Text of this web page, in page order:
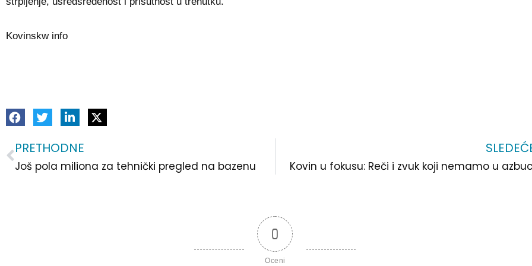
Kovinskw info
Prev
PRETHODNE
Još pola miliona za tehnički pregled na bazenu Kovin u fokusu: Reči i zvuk koji nemamo u
0
Oceni